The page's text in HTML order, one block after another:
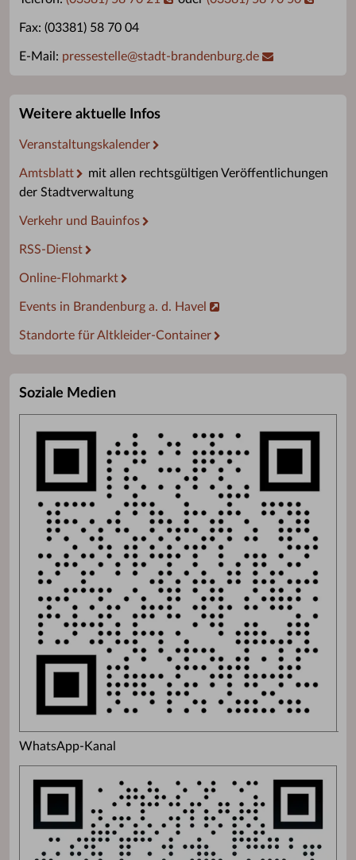
Fax: (03381) 58 70 04
E-Mail: pressestelle@stadt-brandenburg.de
Weitere aktuelle Infos
Veranstaltungskalender
Amtsblatt
mit allen rechtsgültigen Veröffentlichungen
der Stadtverwaltung
Verkehr und Bauinfos
RSS-Dienst
Online-Flohmarkt
Events in Brandenburg a. d. Havel
Standorte für Altkleider-Container
Soziale Medien
WhatsApp-Kanal